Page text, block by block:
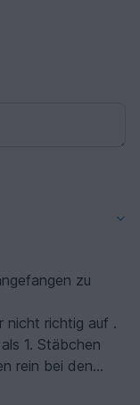
zu
1. Stäbchen
rein bei den
😊